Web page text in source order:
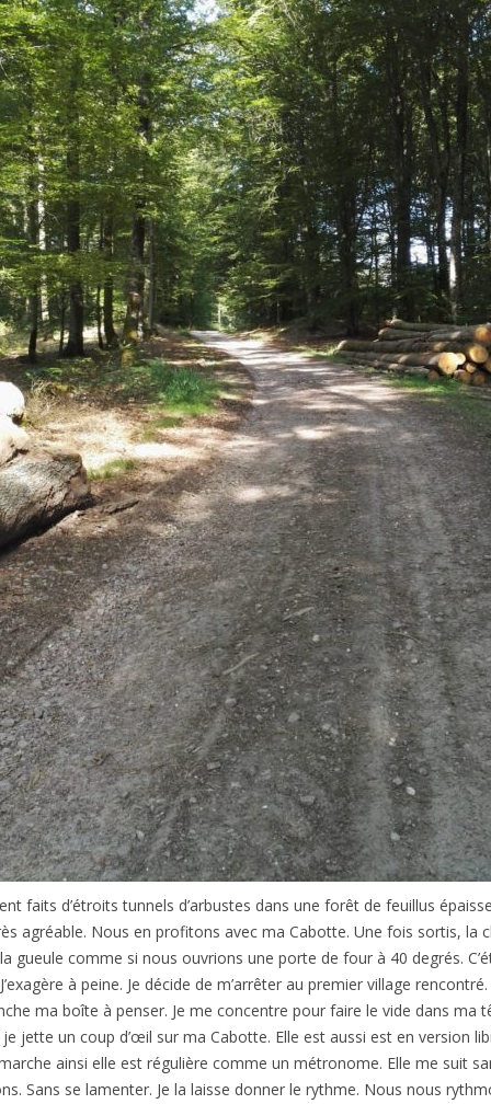
faits d’étroits tunnels d’arbustes dans une forêt de feuillus
agréable. Nous en profitons avec ma Cabotte. Une fois sortis, la
gueule comme si nous ouvrions une porte de four à 40 degrés.
à peine. Je décide de m’arrêter au premier village
ma boîte à penser. Je me concentre pour faire le vide dans ma
jette un coup d’œil sur ma Cabotte. Elle est aussi est en version
ainsi elle est régulière comme un métronome. Elle me suit
Sans se lamenter. Je la laisse donner le rythme. Nous nous